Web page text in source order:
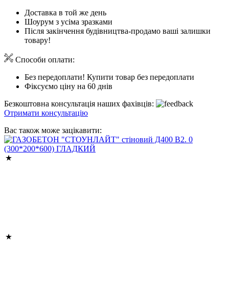
Доставка в той же день
Шоурум з усіма зразками
Після закінчення будівництва-продамо ваші залишки
товару!
Способи оплати:
Без передоплати! Купити товар без передоплати
Фіксуємо ціну на 60 днів
Безкоштовна консультація наших фахівців:
Отримати консультацію
Вас також може зацікавити: